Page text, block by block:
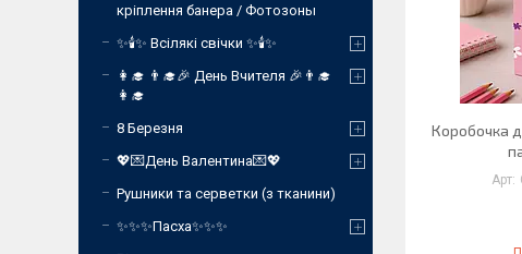
Коробочка
кріплення банера / Фотозоны
✨🕯️✨ Всілякі свічки ✨🕯️✨
👩‍🎓 👨‍🎓🎉 День Вчителя 🎉👨‍🎓
👩‍🎓
8 Березня
💖💌День Валентина💌💖
Рушники та серветки (з тканини)
✨✨✨Пасха✨✨✨